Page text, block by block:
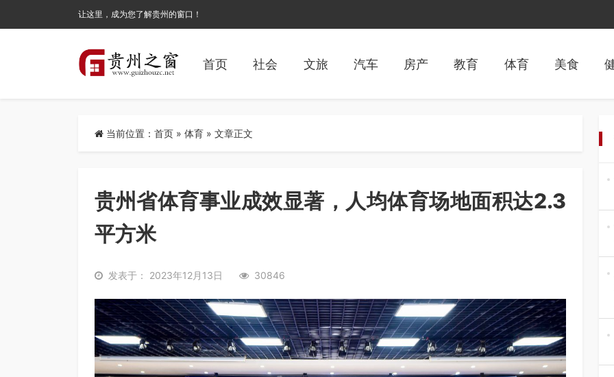
让这里，成为您了解贵州的窗口！
首页 社会 文旅 汽车 房产 教育 体育 美食
当前位置： 首页 » 体育 » 文章正文
贵州省体育事业成效显著，人均体育场地面积达2.3
平方米
发表于： 2023年12月13日 30846